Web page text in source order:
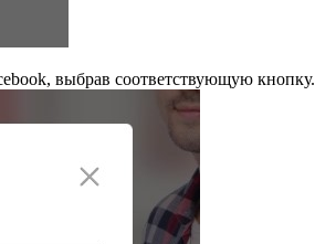
выбрав соответствующую кнопку.